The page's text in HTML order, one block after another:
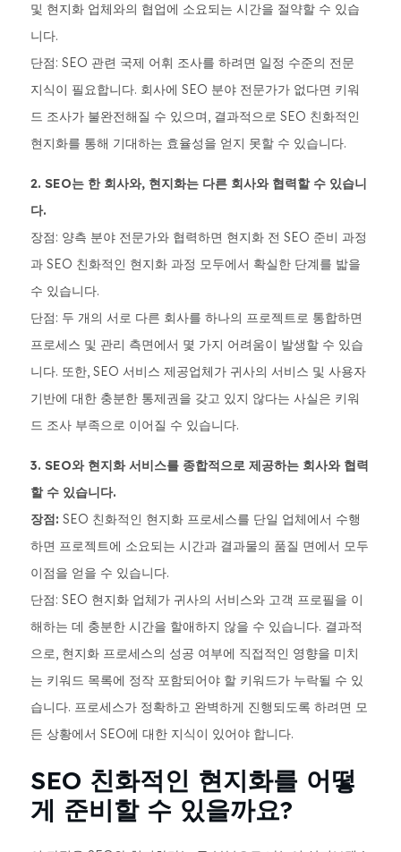
및 현지화 업체와의 협업에 소요되는 시간을 절약할 수 있습
니다.
단점: SEO 관련 국제 어휘 조사를 하려면 일정 수준의 전문
지식이 필요합니다. 회사에 SEO 분야 전문가가 없다면 키워
드 조사가 불완전해질 수 있으며, 결과적으로 SEO 친화적인
현지화를 통해 기대하는 효율성을 얻지 못할 수 있습니다.
2. SEO는 한 회사와, 현지화는 다른 회사와 협력할 수 있습니
다.
장점: 양측 분야 전문가와 협력하면 현지화 전 SEO 준비 과정
과 SEO 친화적인 현지화 과정 모두에서 확실한 단계를 밟을
수 있습니다.
단점: 두 개의 서로 다른 회사를 하나의 프로젝트로 통합하면
프로세스 및 관리 측면에서 몇 가지 어려움이 발생할 수 있습
니다. 또한, SEO 서비스 제공업체가 귀사의 서비스 및 사용자
기반에 대한 충분한 통제권을 갖고 있지 않다는 사실은 키워
드 조사 부족으로 이어질 수 있습니다.
3. SEO와 현지화 서비스를 종합적으로 제공하는 회사와 협력
할 수 있습니다.
장점: SEO 친화적인 현지화 프로세스를 단일 업체에서 수행
하면 프로젝트에 소요되는 시간과 결과물의 품질 면에서 모두
이점을 얻을 수 있습니다.
단점: SEO 현지화 업체가 귀사의 서비스와 고객 프로필을 이
해하는 데 충분한 시간을 할애하지 않을 수 있습니다. 결과적
으로, 현지화 프로세스의 성공 여부에 직접적인 영향을 미치
는 키워드 목록에 정작 포함되어야 할 키워드가 누락될 수 있
습니다. 프로세스가 정확하고 완벽하게 진행되도록 하려면 모
든 상황에서 SEO에 대한 지식이 있어야 합니다.
SEO 친화적인 현지화를 어떻
게 준비할 수 있을까요?